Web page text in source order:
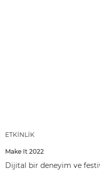
ETKİNLİK
Make It 2022
Dijital bir deneyim ve